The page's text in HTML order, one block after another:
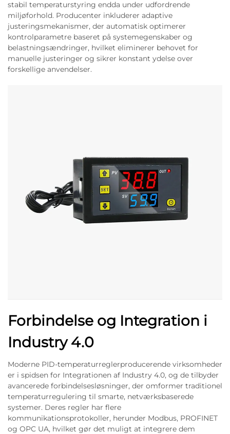
stabil temperaturstyring endda under udfordrende
miljøforhold. Producenter inkluderer adaptive
justeringsmekanismer, der automatisk optimerer
kontrolparametre baseret på systemegenskaber og
belastningsændringer, hvilket eliminerer behovet for
manuelle justeringer og sikrer konstant ydelse over
forskellige anvendelser.
Forbindelse og Integration i
Industry 4.0
Moderne PID-temperaturreglerproducerende virksomheder
er i spidsen for Integrationen af Industry 4.0, og de tilbyder
avancerede forbindelsesløsninger, der omformer traditionel
temperaturregulering til smarte, netværksbaserede
systemer. Deres regler har flere
kommunikationsprotokoller, herunder Modbus, PROFINET
og OPC UA, hvilket gør det muligt at integrere dem